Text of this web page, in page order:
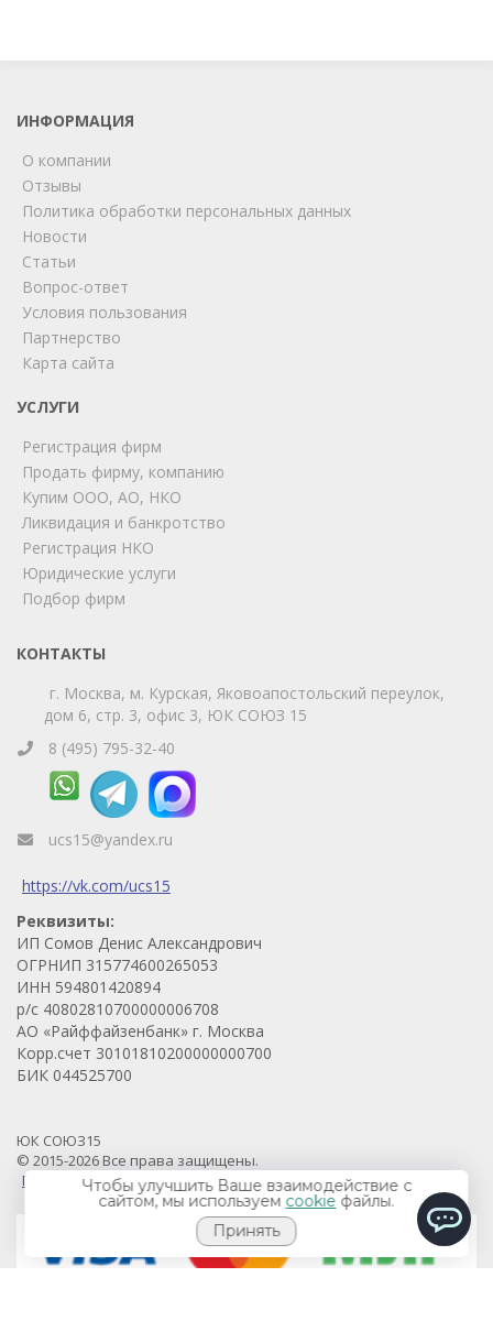
ИНФОРМАЦИЯ
О компании
Отзывы
Политика обработки персональных данных
Новости
Статьи
Вопрос-ответ
Условия пользования
Партнерство
Карта сайта
УСЛУГИ
Регистрация фирм
Продать фирму, компанию
Купим ООО, АО, НКО
Ликвидация и банкротство
Регистрация НКО
Юридические услуги
Подбор фирм
КОНТАКТЫ
г. Москва, м. Курская, Яковоапостольский переулок,
дом 6, стр. 3, офис 3, ЮК СОЮЗ 15
8 (495) 795-32-40
ucs15@yandex.ru
https://vk.com/ucs15
Реквизиты:
ИП Сомов Денис Александрович
ОГРНИП 315774600265053
ИНН 594801420894
р/с 40802810700000006708
АО «Райффайзенбанк» г. Москва
Корр.счет 30101810200000000700
БИК 044525700
ЮК СОЮЗ15
© 2015-2026 Все права защищены.
Продвижение проекта - Prodvigaem.pro
Чтобы улучшить Ваше взаимодействие с
сайтом, мы используем cookie файлы.
Принять
online
Позвоните нам или свяжитесь с нами через любой
удобный мессенджер!
Telegram
Телефон
ChatApp